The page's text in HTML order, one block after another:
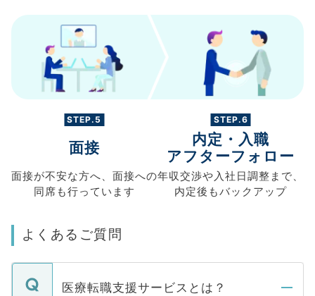
STEP.5
面接
面接が不安な方へ、 面接への
同席も行っています
STEP.6
内定・入職
アフターフォロー
年収交渉や入社日調整まで、
内定後もバックアップ
よくあるご質問
医療転職支援サービスとは？